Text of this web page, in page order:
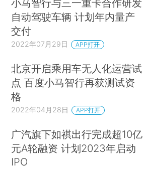
小马智行与三一重卡合作研发
自动驾驶车辆 计划年内量产
交付
2022年07月29日 APP打开
北京开启乘用车无人化运营试
点 百度小马智行再获测试资
格
2022年04月28日 APP打开
广汽旗下如祺出行完成超10亿
元A轮融资 计划2023年启动
IPO